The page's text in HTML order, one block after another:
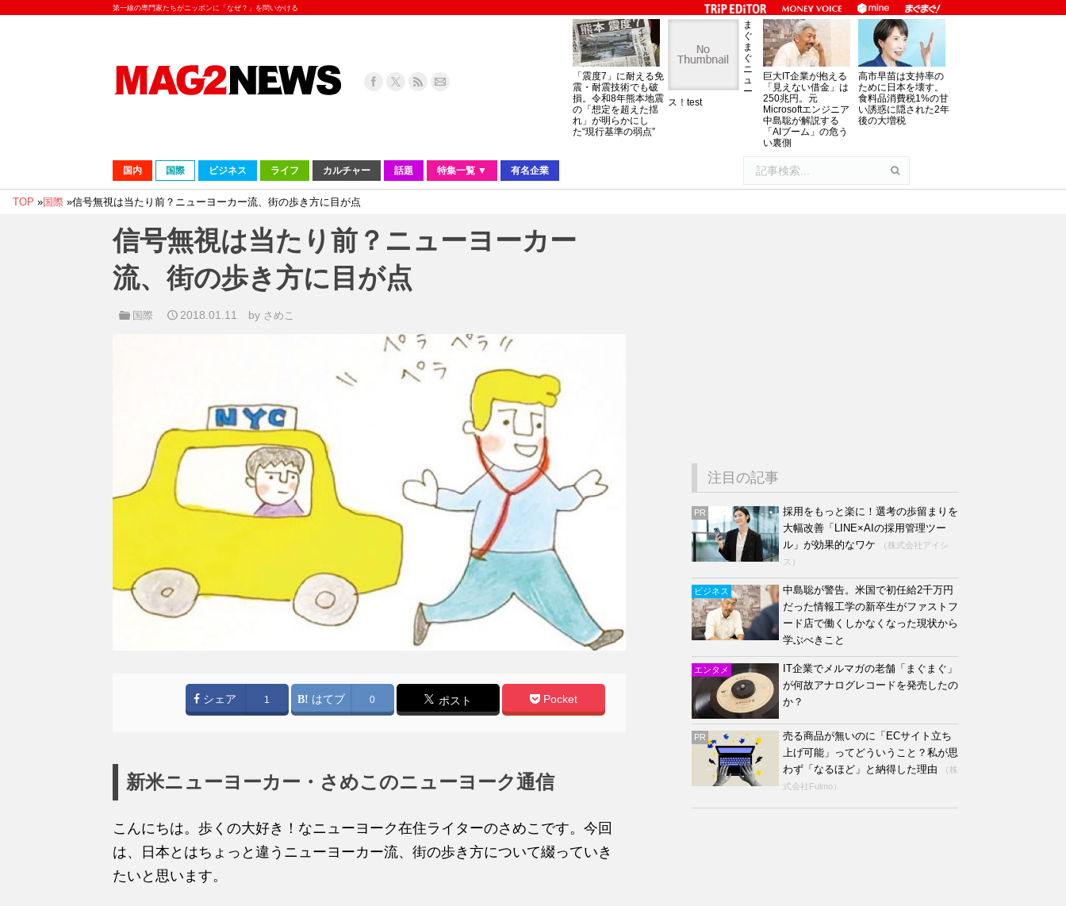
第一線の専門家たちがニッポンに「なぜ？」を問いかける
「震度7」に耐える免
震・耐震技術でも破
損。令和8年熊本地震
の「想定を超えた揺
れ」が明らかにし
た“現行基準の弱点”
ま
ぐ
ま
ぐ
ニ
ュ
ー
ス！test
巨大IT企業が抱える
「見えない借金」は
250兆円。元
Microsoftエンジニア
中島聡が解説する
「AIブーム」の危う
い裏側
高市早苗は支持率の
ために日本を壊す。
食料品消費税1%の甘
い誘惑に隠された2年
後の大増税
国内 国際 ビジネス ライフ カルチャー 話題 特集一覧 ▼ 有名企業
TOP »国際 »信号無視は当たり前？ニューヨーカー流、街の歩き方に目が点
信号無視は当たり前？ニューヨーカー
流、街の歩き方に目が点
国際 2018.01.11 by さめこ
シェア 1 はてブ 0 ポスト Pocket
新米ニューヨーカー・さめこのニューヨーク通信
こんにちは。歩くの大好き！なニューヨーク在住ライターのさめこです。今回
は、日本とはちょっと違うニューヨーカー流、街の歩き方について綴っていき
たいと思います。
注目の記事
PR
採用をもっと楽に！選考の歩留まりを
大幅改善「LINE×AIの採用管理ツー
ル」が効果的なワケ
（株式会社アイシ
ス）
ビジネス
中島聡が警告。米国で初任給2千万円
だった情報工学の新卒生がファストフ
ード店で働くしかなくなった現状から
学ぶべきこと
エンタメ
IT企業でメルマガの老舗「まぐまぐ」
が何故アナログレコードを発売したの
か？
PR
売る商品が無いのに「ECサイト立ち
上げ可能」ってどういうこと？私が思
わず「なるほど」と納得した理由
（株
式会社Fulmo）